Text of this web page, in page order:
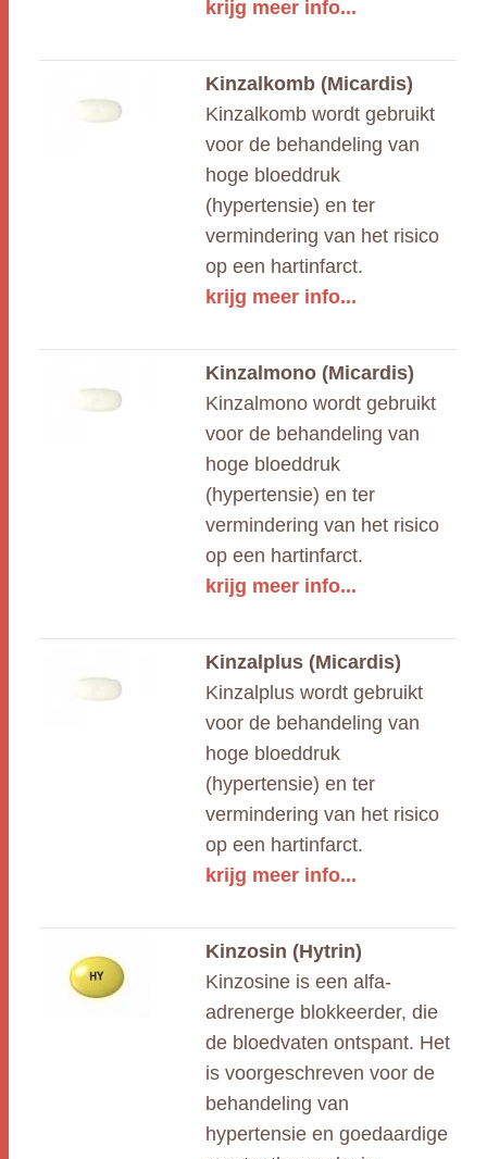
krijg meer info...
Kinzalkomb (Micardis)
Kinzalkomb wordt gebruikt
voor de behandeling van
hoge bloeddruk
(hypertensie) en ter
vermindering van het risico
op een hartinfarct.
krijg meer info...
Kinzalmono (Micardis)
Kinzalmono wordt gebruikt
voor de behandeling van
hoge bloeddruk
(hypertensie) en ter
vermindering van het risico
op een hartinfarct.
krijg meer info...
Kinzalplus (Micardis)
Kinzalplus wordt gebruikt
voor de behandeling van
hoge bloeddruk
(hypertensie) en ter
vermindering van het risico
op een hartinfarct.
krijg meer info...
Kinzosin (Hytrin)
Kinzosine is een alfa-
adrenerge blokkeerder, die
de bloedvaten ontspant. Het
is voorgeschreven voor de
behandeling van
hypertensie en goedaardige